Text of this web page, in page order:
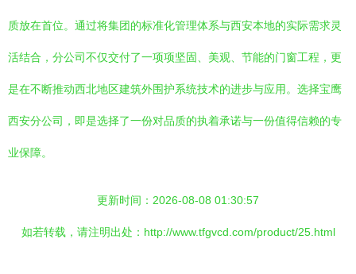
质放在首位。通过将集团的标准化管理体系与西安本地的实际需求灵
活结合，分公司不仅交付了一项项坚固、美观、节能的门窗工程，更
是在不断推动西北地区建筑外围护系统技术的进步与应用。选择宝鹰
西安分公司，即是选择了一份对品质的执着承诺与一份值得信赖的专
业保障。
更新时间：2026-08-08 01:30:57
如若转载，请注明出处：http://www.tfgvcd.com/product/25.html